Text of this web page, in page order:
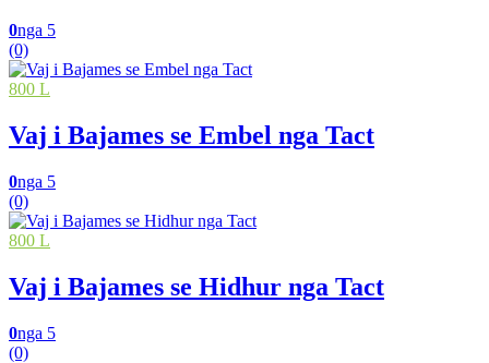
0nga 5
(0)
800 L
Vaj i Bajames se Embel nga Tact
0nga 5
(0)
800 L
Vaj i Bajames se Hidhur nga Tact
0nga 5
(0)